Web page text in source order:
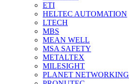
ETI
HELTEC AUTOMATION
LTECH
MBS
MEAN WELL
MSA SAFETY
METALTEX
MILESIGHT
PLANET NETWORKING